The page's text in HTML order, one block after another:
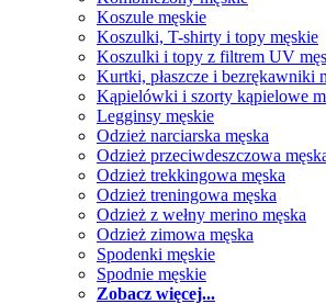
Koszule męskie
Koszulki, T-shirty i topy męskie
Koszulki i topy z filtrem UV
Kurtki, płaszcze i bezrękawniki
Kąpielówki i szorty kąpielowe
Legginsy męskie
Odzież narciarska męska
Odzież przeciwdeszczowa
Odzież trekkingowa męska
Odzież treningowa męska
Odzież z wełny merino męska
Odzież zimowa męska
Spodenki męskie
Spodnie męskie
Zobacz więcej...